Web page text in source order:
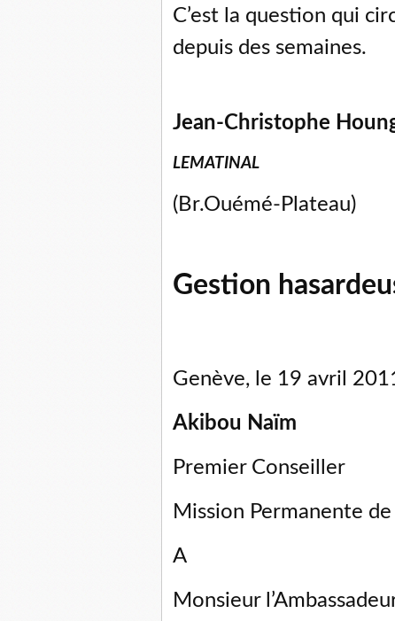
C’est la question qui
depuis des semaines.
Jean-Christophe
LEMATINAL
(Br.Ouémé-Plateau)
Gestion
Genève, le 19 avril
Akibou Naïm
Premier Conseiller
Mission Permanente
A
Monsieur